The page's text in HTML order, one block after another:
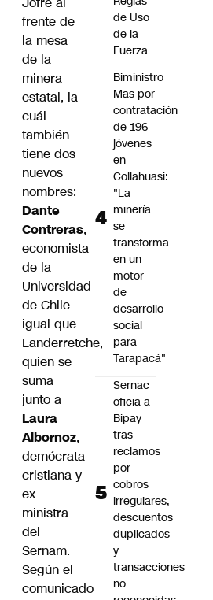
frente de
la mesa
de la
minera
estatal, la
cuál
también
tiene dos
nuevos
nombres:
Dante
Contreras,
economista
de la
Universidad
de Chile
igual que
Landerretche,
quien se
suma
junto a
Laura
Albornoz,
demócrata
cristiana y
ex
ministra
del
Sernam.
Según el
comunicado
de Uso
de la
Fuerza
Biministro
Mas por
contratación
de 196
jóvenes
en
Collahuasi:
"La
minería
se
transforma
en un
motor
de
desarrollo
social
para
Tarapacá"
Sernac
oficia a
Bipay
tras
reclamos
por
cobros
irregulares,
descuentos
duplicados
y
transacciones
no